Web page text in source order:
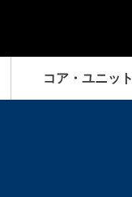
コア・ユニット